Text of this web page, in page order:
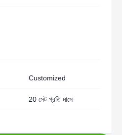
Customized
20 সেট প্রতি মাসে